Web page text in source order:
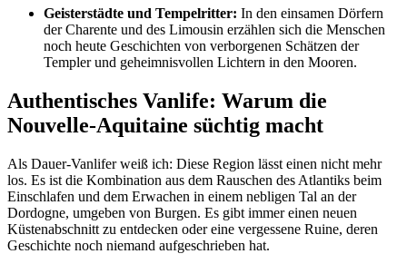
Geisterstädte und Tempelritter: In den einsamen Dörfern
der Charente und des Limousin erzählen sich die Menschen
noch heute Geschichten von verborgenen Schätzen der
Templer und geheimnisvollen Lichtern in den Mooren.
Authentisches Vanlife: Warum die
Nouvelle-Aquitaine süchtig macht
Als Dauer-Vanlifer weiß ich: Diese Region lässt einen nicht mehr
los. Es ist die Kombination aus dem Rauschen des Atlantiks beim
Einschlafen und dem Erwachen in einem nebligen Tal an der
Dordogne, umgeben von Burgen. Es gibt immer einen neuen
Küstenabschnitt zu entdecken oder eine vergessene Ruine, deren
Geschichte noch niemand aufgeschrieben hat.